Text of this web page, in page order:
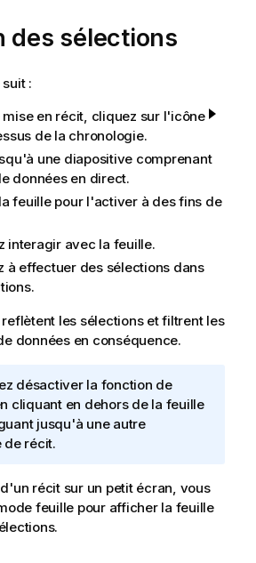
des sélections
:
mise en récit, cliquez sur l'icône
de la chronologie.
une diapositive comprenant
données en direct.
feuille pour l'activer à des fins de
interagir avec la feuille.
à effectuer des sélections dans
les sélections et filtrent les
données en conséquence.
désactiver la fonction de
cliquant en dehors de la feuille
jusqu'à une autre
de récit.
récit sur un petit écran, vous
feuille pour afficher la feuille